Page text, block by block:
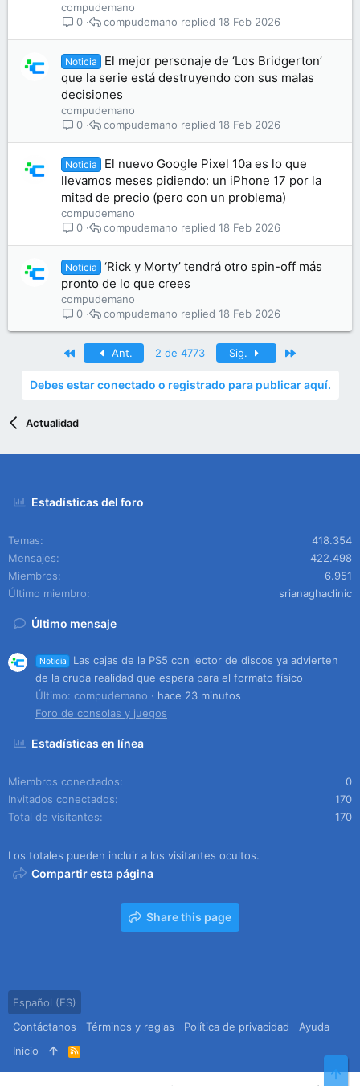
compudemano
0
18 Feb 2026
compudemano
Noticia
El mejor personaje de ‘Los Bridgerton’
que la serie está destruyendo con sus malas
decisiones
compudemano
0
18 Feb 2026
compudemano
Noticia
El nuevo Google Pixel 10a es lo que
llevamos meses pidiendo: un iPhone 17 por la
mitad de precio (pero con un problema)
compudemano
0
18 Feb 2026
compudemano
Noticia
‘Rick y Morty’ tendrá otro spin-off más
pronto de lo que crees
compudemano
0
18 Feb 2026
compudemano
PrimeroAnt. 2 de 4773 Sig.
Debes estar conectado o registrado para publicar aquí.
Actualidad
Estadísticas del foro
Temas
418.354
Mensajes
422.498
Miembros
6.951
Último miembro
srianaghaclinic
Último mensaje
Noticia
Las cajas de la PS5 con lector de discos ya advierten
de la cruda realidad que espera para el formato físico
Último: compudemano
hace 23 minutos
Foro de consolas y juegos
Estadísticas en línea
Miembros conectados
0
Invitados conectados
170
Total de visitantes
170
Los totales pueden incluir a los visitantes ocultos.
Compartir esta página
Share this page
Español (ES)
Contáctanos
Términos y reglas Política de privacidad
Ayuda
Inicio
R
S
S